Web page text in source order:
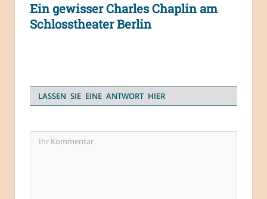
Ein gewisser Charles Chaplin am
Schlosstheater Berlin
LASSEN SIE EINE ANTWORT HIER